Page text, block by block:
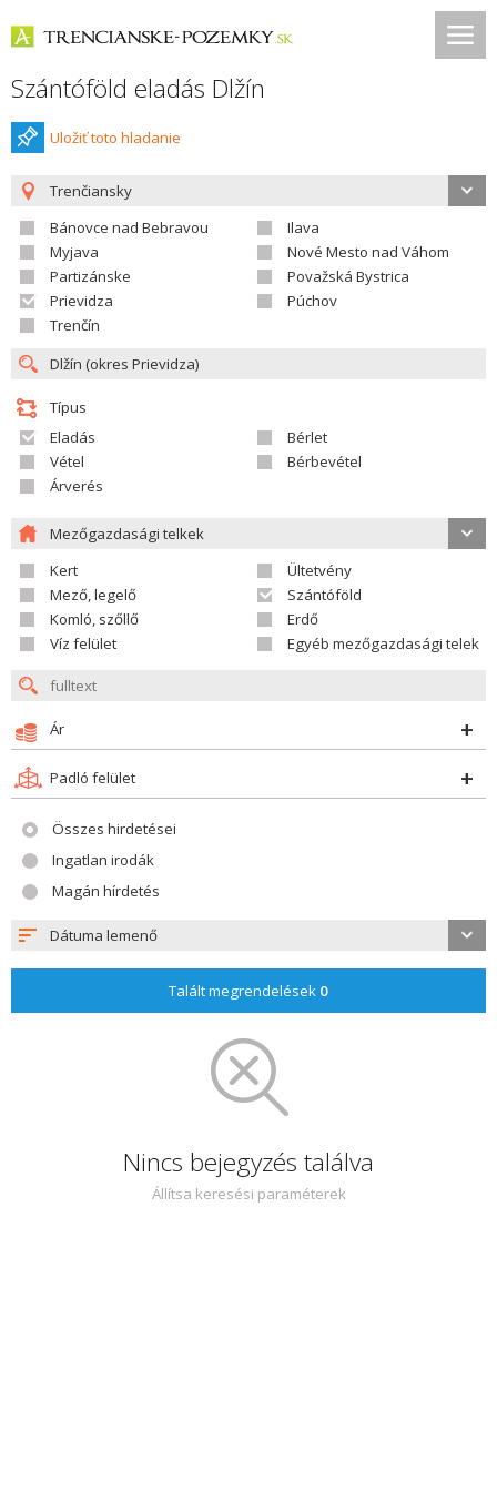
Szántóföld eladás Dlžín
Uložiť toto hladanie
Trenčiansky
Bánovce nad Bebravou
Ilava
Myjava
Nové Mesto nad Váhom
Partizánske
Považská Bystrica
Prievidza
Púchov
Trenčín
Típus
Eladás
Bérlet
Vétel
Bérbevétel
Árverés
Mezőgazdasági telkek
Kert
Ültetvény
Mező, legelő
Szántóföld
Komló, szőllő
Erdő
Víz felület
Egyéb mezőgazdasági telek
Ár
Padló felület
Összes hirdetései
Ingatlan irodák
Magán hírdetés
Dátuma lemenő
Talált megrendelések 0
Nincs bejegyzés találva
Állítsa keresési paraméterek